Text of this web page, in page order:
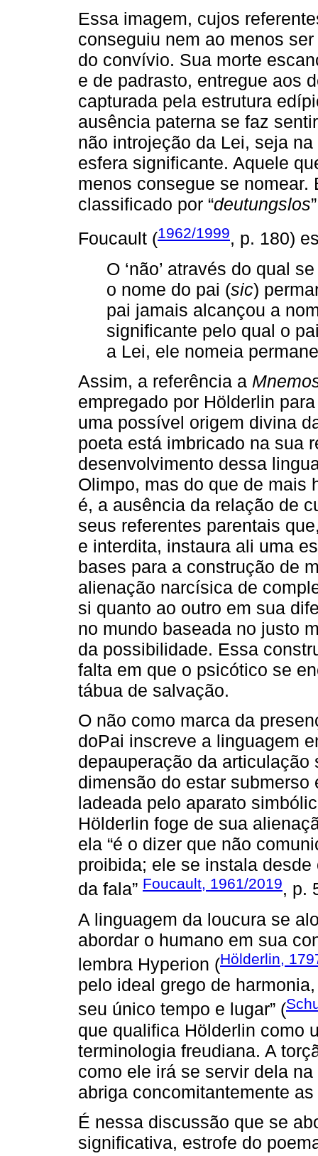
Essa imagem, cujos
conseguiu nem ao menos
do convívio. Sua morte
e de padrasto, entregue aos
capturada pela estrutura
ausência paterna se faz
não introjeção da Lei, seja
esfera significante. Aquele
menos consegue se
classificado por “deutungslos
Foucault (1962/1999, p. 180)
O ‘não’ através do qual
o nome do pai (sic)
pai jamais alcançou a
significante pelo qual o
a Lei, ele nomeia
Assim, a referência a
empregado por Hölderlin
uma possível origem divina
poeta está imbricado na sua
desenvolvimento dessa
Olimpo, mas do que de mais
é, a ausência da relação de
seus referentes parentais
e interdita, instaura ali uma
bases para a construção de
alienação narcísica de
si quanto ao outro em sua
no mundo baseada no justo
da possibilidade. Essa
falta em que o psicótico se
tábua de salvação.
O não como marca da
doPai inscreve a linguagem
depauperação da
dimensão do estar
ladeada pelo aparato
Hölderlin foge de sua
ela “é o dizer que não
proibida; ele se instala
da fala” Foucault, 1961/2019, p.
A linguagem da loucura se
abordar o humano em sua
lembra Hyperion (Hölderlin,
pelo ideal grego de
seu único tempo e lugar” (
que qualifica Hölderlin como
terminologia freudiana. A
como ele irá se servir dela
abriga concomitantemente
É nessa discussão que se
significativa, estrofe do